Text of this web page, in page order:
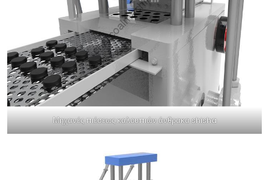
Μηχανές πιέσεως καλουπιών άνθρακα shisha